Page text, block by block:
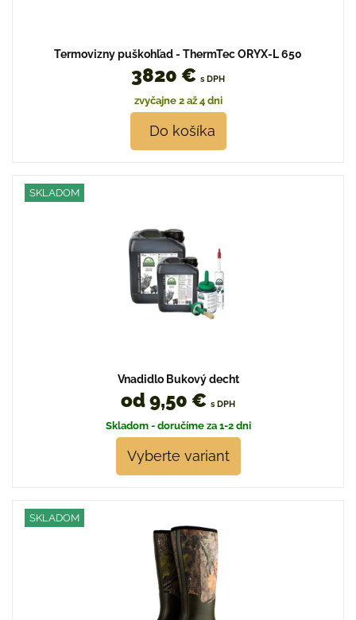
Termovizny puškohľad - ThermTec ORYX-L 650
3820 € s DPH
zvyčajne 2 až 4 dni
Do košíka
SKLADOM
Vnadidlo Bukový decht
od 9,50 € s DPH
Skladom - doručíme za 1-2 dni
Vyberte variant
SKLADOM